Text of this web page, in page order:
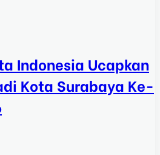
Indonesia Ucapkan
Kota Surabaya Ke-